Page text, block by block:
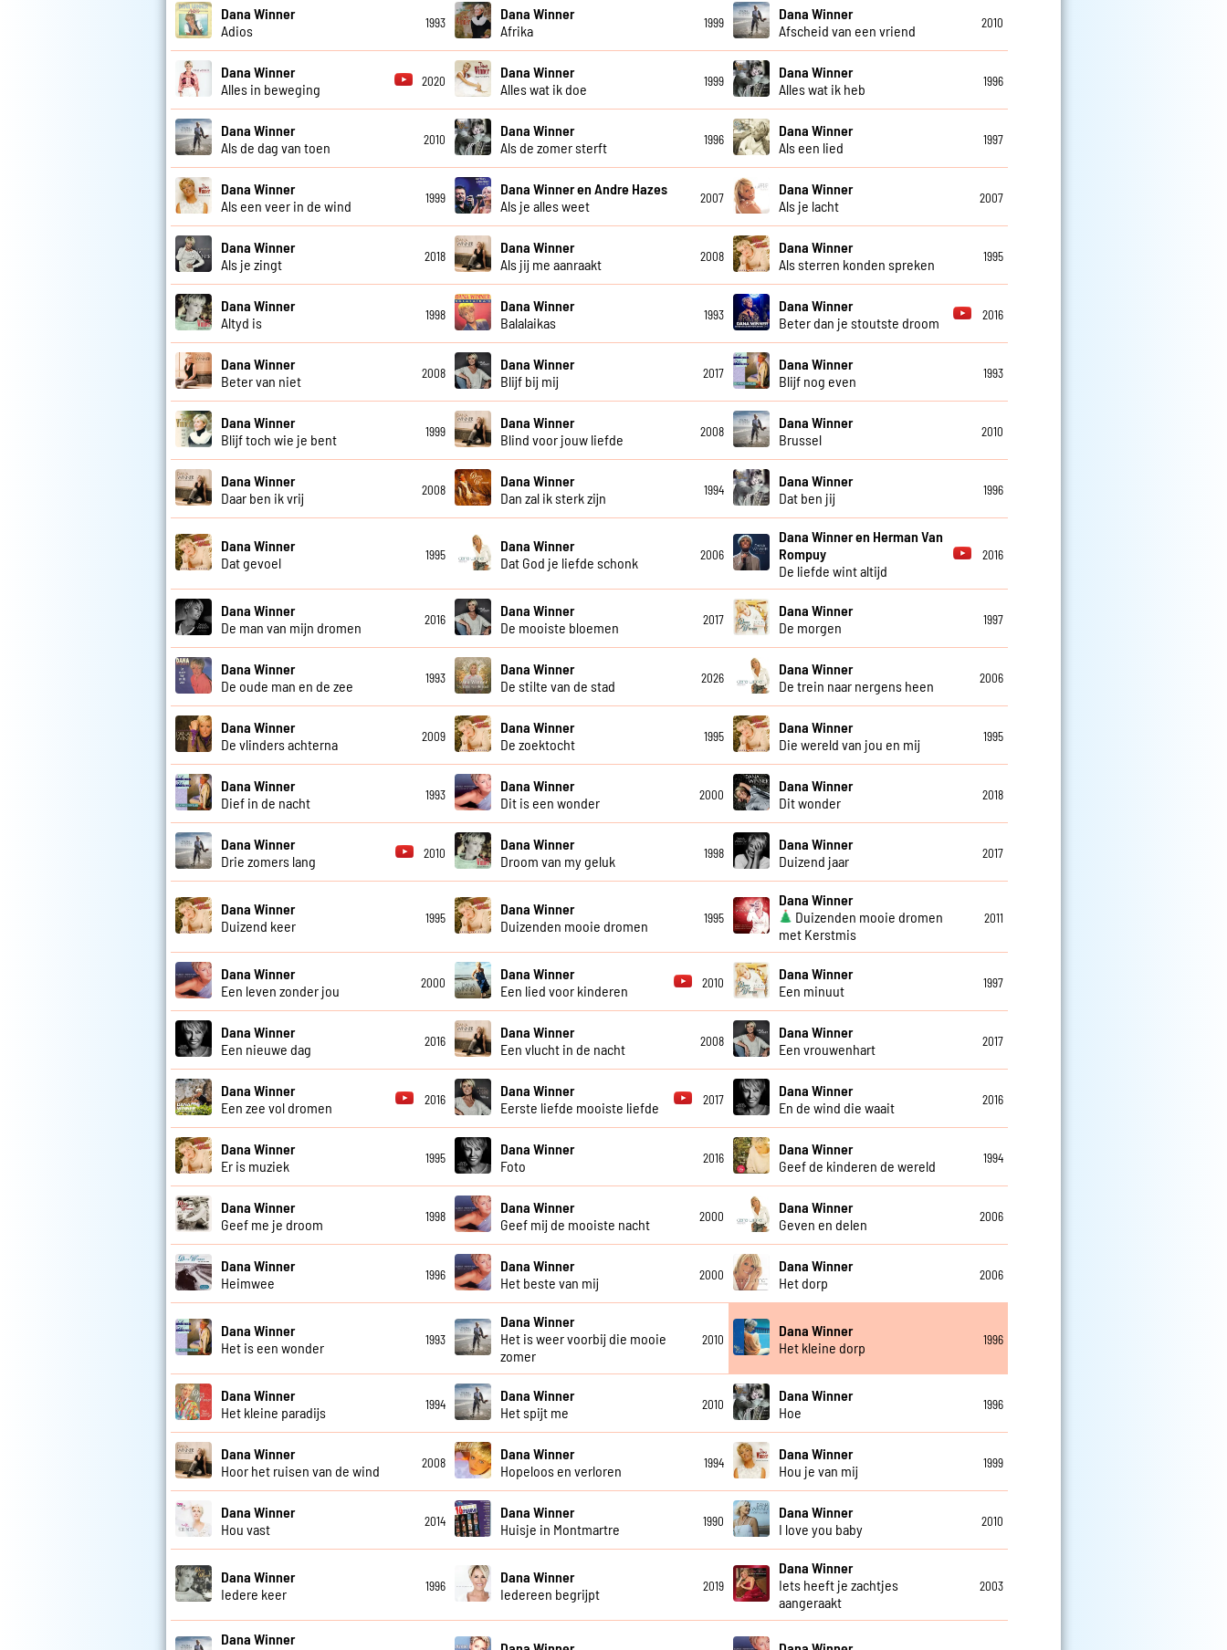
Dana Winner
Adios
1993
Dana Winner
Afrika
1999
Dana Winner
Afscheid van een vriend
2010
Dana Winner
Alles in beweging
2020
Dana Winner
Alles wat ik doe
1999
Dana Winner
Alles wat ik heb
1996
Dana Winner
Als de dag van toen
2010
Dana Winner
Als de zomer sterft
1996
Dana Winner
Als een lied
1997
Dana Winner
Als een veer in de wind
1999
Dana Winner en Andre Hazes
Als je alles weet
2007
Dana Winner
Als je lacht
2007
Dana Winner
Als je zingt
2018
Dana Winner
Als jij me aanraakt
2008
Dana Winner
Als sterren konden spreken
1995
Dana Winner
Altyd is
1998
Dana Winner
Balalaikas
1993
Dana Winner
Beter dan je stoutste droom
2016
Dana Winner
Beter van niet
2008
Dana Winner
Blijf bij mij
2017
Dana Winner
Blijf nog even
1993
Dana Winner
Blijf toch wie je bent
1999
Dana Winner
Blind voor jouw liefde
2008
Dana Winner
Brussel
2010
Dana Winner
Daar ben ik vrij
2008
Dana Winner
Dan zal ik sterk zijn
1994
Dana Winner
Dat ben jij
1996
Dana Winner
Dat gevoel
1995
Dana Winner
Dat God je liefde schonk
2006
Dana Winner en Herman Van
Rompuy
De liefde wint altijd
2016
Dana Winner
De man van mijn dromen
2016
Dana Winner
De mooiste bloemen
2017
Dana Winner
De morgen
1997
Dana Winner
De oude man en de zee
1993
Dana Winner
De stilte van de stad
2026
Dana Winner
De trein naar nergens heen
2006
Dana Winner
De vlinders achterna
2009
Dana Winner
De zoektocht
1995
Dana Winner
Die wereld van jou en mij
1995
Dana Winner
Dief in de nacht
1993
Dana Winner
Dit is een wonder
2000
Dana Winner
Dit wonder
2018
Dana Winner
Drie zomers lang
2010
Dana Winner
Droom van my geluk
1998
Dana Winner
Duizend jaar
2017
Dana Winner
Duizend keer
1995
Dana Winner
Duizenden mooie dromen
1995
Dana Winner
Duizenden mooie dromen
met Kerstmis
2011
Dana Winner
Een leven zonder jou
2000
Dana Winner
Een lied voor kinderen
2010
Dana Winner
Een minuut
1997
Dana Winner
Een nieuwe dag
2016
Dana Winner
Een vlucht in de nacht
2008
Dana Winner
Een vrouwenhart
2017
Dana Winner
Een zee vol dromen
2016
Dana Winner
Eerste liefde mooiste liefde
2017
Dana Winner
En de wind die waait
2016
Dana Winner
Er is muziek
1995
Dana Winner
Foto
2016
Dana Winner
Geef de kinderen de wereld
1994
Dana Winner
Geef me je droom
1998
Dana Winner
Geef mij de mooiste nacht
2000
Dana Winner
Geven en delen
2006
Dana Winner
Heimwee
1996
Dana Winner
Het beste van mij
2000
Dana Winner
Het dorp
2006
Dana Winner
Het is een wonder
1993
Dana Winner
Het is weer voorbij die mooie
zomer
2010
Dana Winner
Het kleine dorp
1996
Dana Winner
Het kleine paradijs
1994
Dana Winner
Het spijt me
2010
Dana Winner
Hoe
1996
Dana Winner
Hoor het ruisen van de wind
2008
Dana Winner
Hopeloos en verloren
1994
Dana Winner
Hou je van mij
1999
Dana Winner
Hou vast
2014
Dana Winner
Huisje in Montmartre
1990
Dana Winner
I love you baby
2010
Dana Winner
Iedere keer
1996
Dana Winner
Iedereen begrijpt
2019
Dana Winner
Iets heeft je zachtjes
aangeraakt
2003
Dana Winner